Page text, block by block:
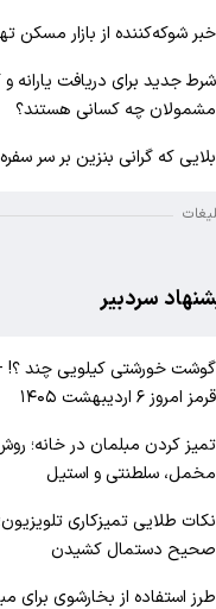
خبر شوکه‌کننده از بازار مسکن
شرط جدید برای دریافت یارانه
مشمولان چه کسانی هستند؟
بلایی که گرانی بنزین بر سر
سردبیر
گوشت خورشتی کیلویی چند
قرمز امروز ۶ اردیبهشت ۱۴۰۵
تمیز کردن مبلمان در خانه؛
مخمل، سلطنتی و استیل
نکات طلایی تمیزکاری
صحیح دستمال کشیدن
طرز استفاده از بخارشوی برای